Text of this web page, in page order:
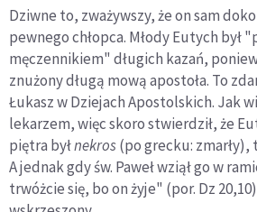
Dziwne to, zważywszy, że on sam
pewnego chłopca. Młody Eutych był
męczennikiem" długich kazań,
znużony długą mową apostoła. To
Łukasz w Dziejach Apostolskich. Jak
lekarzem, więc skoro stwierdził, że
piętra byłnekros(po grecku: zmarły),
A jednak gdy św. Paweł wziął go w
trwóżcie się, bo on żyje" (por. Dz